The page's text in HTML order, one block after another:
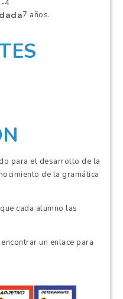
4
7 años.
para el desarrollo de la
de la gramática
cada alumno las
un enlace para